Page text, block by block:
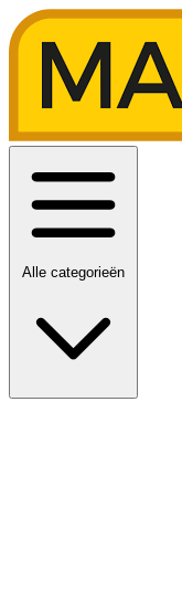
Alle categorieën